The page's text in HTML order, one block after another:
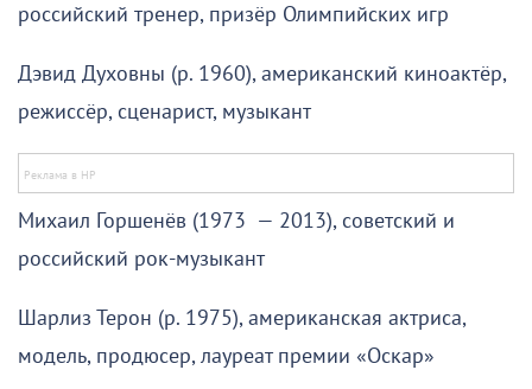
российский тренер, призёр Олимпийских игр
Дэвид Духовны (р. 1960), американский киноактёр,
режиссёр, сценарист, музыкант
Михаил Горшенёв (1973 — 2013), советский и
российский рок-музыкант
Шарлиз Терон (р. 1975), американская актриса,
модель, продюсер, лауреат премии «Оскар»